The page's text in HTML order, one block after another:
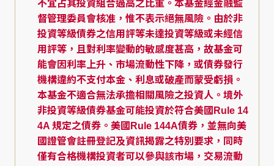
不宜占其投資組合過高之比重。本基金經金融監
督管理委員會核准，惟不表示絕無風險。由於非
投資等級債券之信用評等未達投資等級或未經信
用評等，且對利率變動的敏感度甚高，故基金可
能會因利率上升、市場流動性下降，或債券發行
機構違約不支付本金、利息或破產而蒙受虧損。
本基金不適合無法承擔相關風險之投資人。境外
非投資等級債券基金可能投資於符合美國Rule 14
4A 規定之債券。美國Rule 144A債券，並無向美
國證管會註冊登記及資訊揭露之特別要求，同時
僅有合格機構投資者可以參與該市場，交易流動